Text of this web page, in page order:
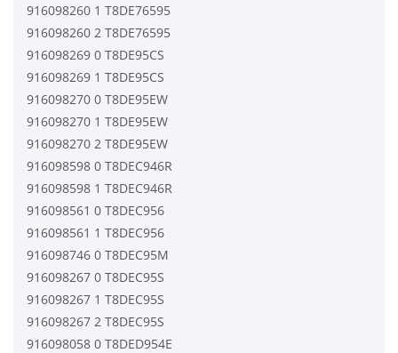
916098260 1 T8DE76595
916098260 2 T8DE76595
916098269 0 T8DE95CS
916098269 1 T8DE95CS
916098270 0 T8DE95EW
916098270 1 T8DE95EW
916098270 2 T8DE95EW
916098598 0 T8DEC946R
916098598 1 T8DEC946R
916098561 0 T8DEC956
916098561 1 T8DEC956
916098746 0 T8DEC95M
916098267 0 T8DEC95S
916098267 1 T8DEC95S
916098267 2 T8DEC95S
916098058 0 T8DED954E